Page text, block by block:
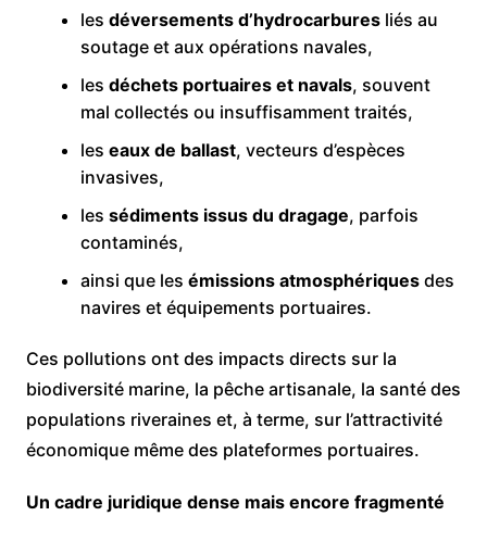
les déversements d’hydrocarburesliés au
soutage et aux opérations navales,
les déchets portuaires et navals, souvent
mal collectés ou insuffisamment traités,
les eaux de ballast, vecteurs d’espèces
invasives,
les sédiments issus du dragage, parfois
contaminés,
ainsi que les émissions atmosphériquesdes
navires et équipements portuaires.
Ces pollutions ont des impacts directs sur la
biodiversité marine, la pêche artisanale, la santé des
populations riveraines et, à terme, sur l’attractivité
économique même des plateformes portuaires.
Un cadre juridique dense mais encore fragmenté